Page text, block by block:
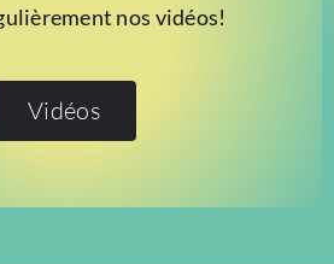
nos vidéos!
Vidéos